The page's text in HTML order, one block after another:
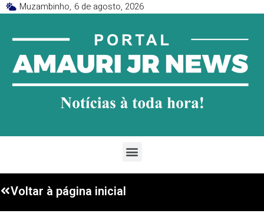
Muzambinho, 6 de agosto, 2026
Voltar à página inicial